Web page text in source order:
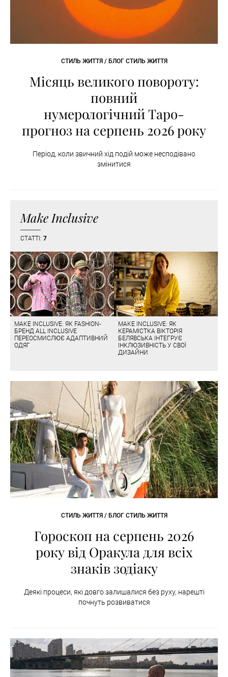
СТИЛЬ ЖИТТЯ / БЛОГ СТИЛЬ ЖИТТЯ
Місяць великого повороту:
повний
нумерологічний Таро-
прогноз на серпень 2026 року
Період, коли звичний хід подій може несподівано
змінитися
Make Inclusive
СТАТТІ: 7
MAKE INCLUSIVE: ЯК FASHION-
БРЕНД ALL INCLUSIVE
ПЕРЕОСМИСЛЮЄ АДАПТИВНИЙ
ОДЯГ
MAKE INCLUSIVE: ЯК
КЕРАМІСТКА ВІКТОРІЯ
БЕЛЯВСЬКА ІНТЕГРУЄ
ІНКЛЮЗИВНІСТЬ У СВОЇ
ДИЗАЙНИ
СТИЛЬ ЖИТТЯ / БЛОГ СТИЛЬ ЖИТТЯ
Гороскоп на серпень 2026
року від Оракула для всіх
знаків зодіаку
Деякі процеси, які довго залишалися без руху, нарешті
почнуть розвиватися